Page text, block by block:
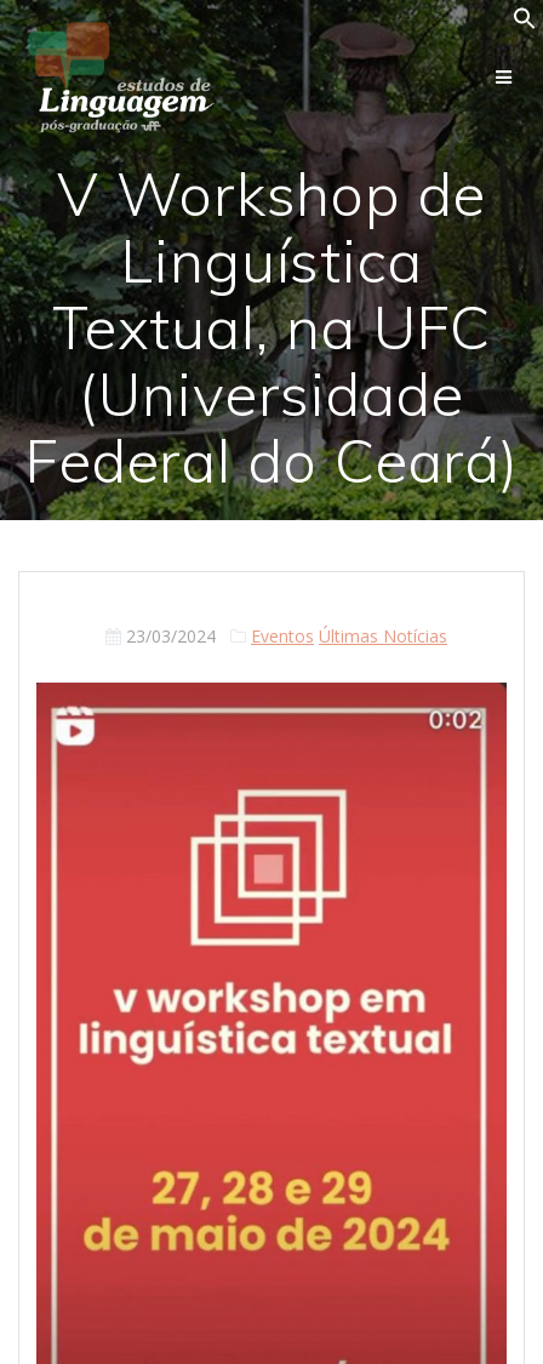
Skip
content
V Workshop de
Linguística
Textual, na UFC
(Universidade
Federal do Ceará)
23/03/2024 Eventos Últimas Notícias